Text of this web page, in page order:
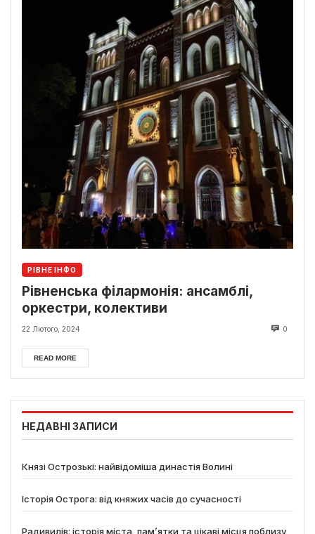
РІВНЕ ІНФО
Рівненська філармонія: ансамблі,
оркестри, колективи
22 Лютого, 2024 0
READ MORE
НЕДАВНІ ЗАПИСИ
Князі Острозькі: найвідоміша династія Волині
Історія Острога: від княжих часів до сучасності
Радивилів: історія міста, пам’ятки та цікаві місця поблизу